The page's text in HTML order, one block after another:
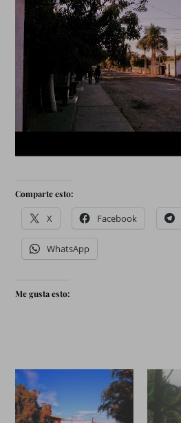
Comparte esto:
X Facebook
WhatsApp
Me gusta esto: